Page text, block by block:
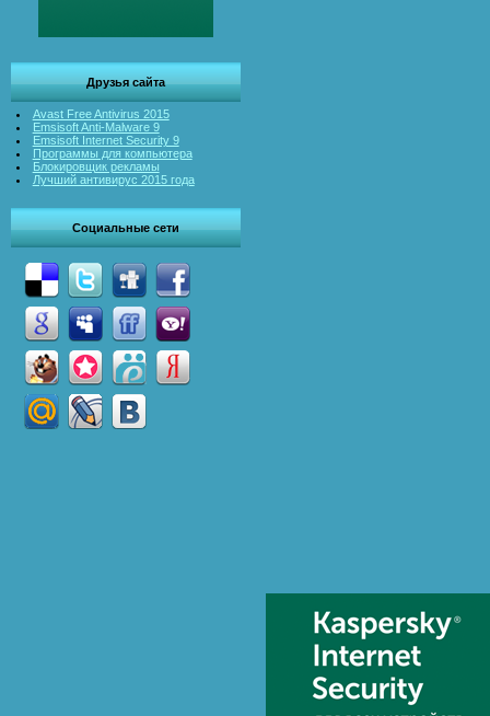
Друзья сайта
Avast Free Antivirus 2015
Emsisoft Anti-Malware 9
Emsisoft Internet Security 9
Программы для компьютера
Блокировщик рекламы
Лучший антивирус 2015 года
Социальные сети